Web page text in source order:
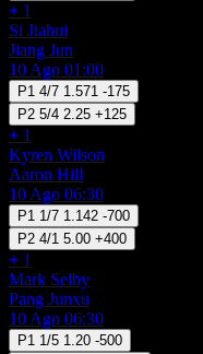
+ 1
Si Jiahui
Jiang Jun
10 Ago 01:00
P1 4/7 1.571 -175
P2 5/4 2.25 +125
+ 1
Kyren Wilson
Aaron Hill
10 Ago 06:30
P1 1/7 1.142 -700
P2 4/1 5.00 +400
+ 1
Mark Selby
Pang Junxu
10 Ago 06:30
P1 1/5 1.20 -500